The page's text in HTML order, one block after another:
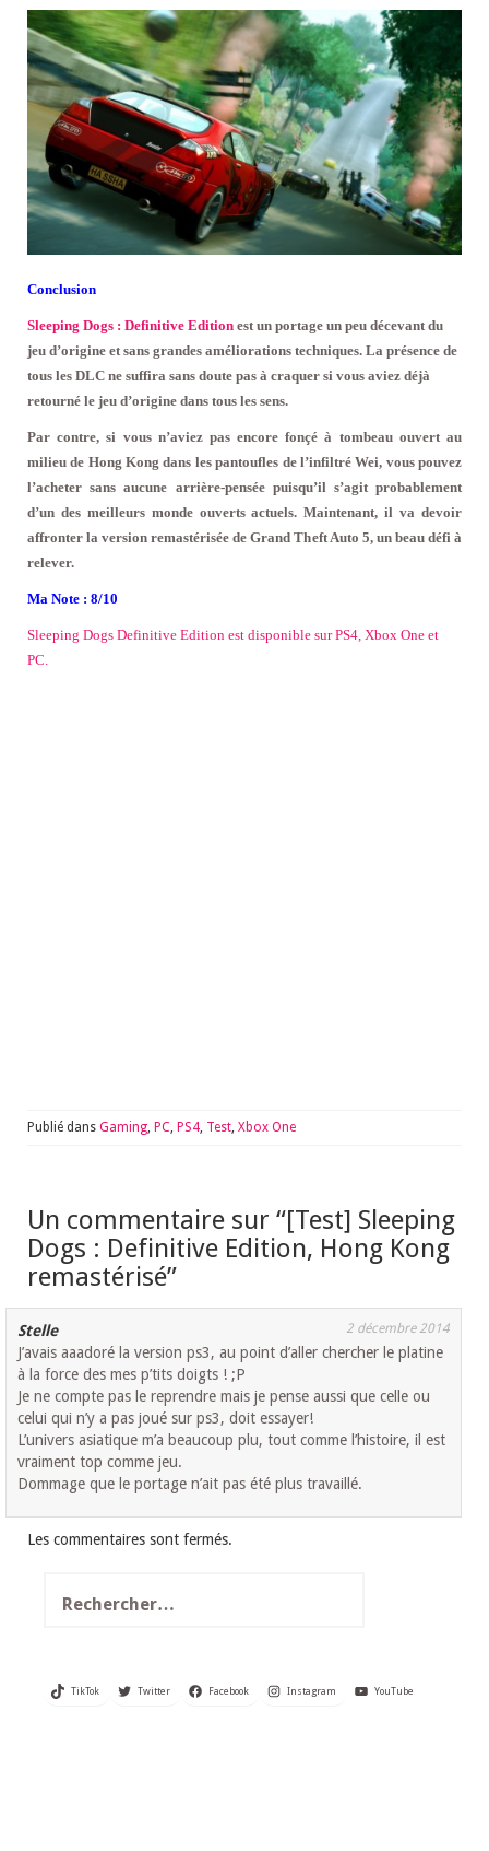
Conclusion
Sleeping Dogs : Definitive Edition est un portage un peu décevant du
jeu d’origine et sans grandes améliorations techniques. La présence de
tous les DLC ne suffira sans doute pas à craquer si vous aviez déjà
retourné le jeu d’origine dans tous les sens.
Par contre, si vous n’aviez pas encore fonçé à tombeau ouvert au
milieu de Hong Kong dans les pantoufles de l’infiltré Wei, vous pouvez
l’acheter sans aucune arrière-pensée puisqu’il s’agit probablement
d’un des meilleurs monde ouverts actuels. Maintenant, il va devoir
affronter la version remastérisée de Grand Theft Auto 5, un beau défi à
relever.
Ma Note : 8/10
Sleeping Dogs Definitive Edition est disponible sur PS4, Xbox One et
PC.
Publié dans Gaming PC PS4 Test Xbox One
Un commentaire sur “[Test] Sleeping
Dogs : Definitive Edition, Hong Kong
remastérisé”
Stelle 2 décembre 2014
J’avais aaadoré la version ps3, au point d’aller chercher le platine
à la force des mes p’tits doigts ! ;P
Je ne compte pas le reprendre mais je pense aussi que celle ou
celui qui n’y a pas joué sur ps3, doit essayer!
L’univers asiatique m’a beaucoup plu, tout comme l’histoire, il est
vraiment top comme jeu.
Dommage que le portage n’ait pas été plus travaillé.
Les commentaires sont fermés.
TikTok Twitter Facebook Instagram YouTube